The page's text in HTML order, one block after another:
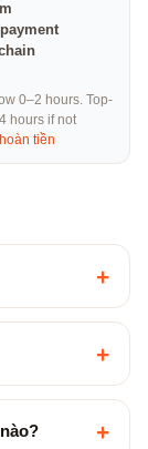
0–2 hours. Top-
hours if not
tiền
+
+
+